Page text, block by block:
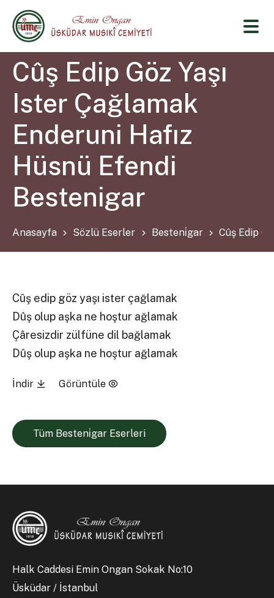
Cûş Edip Göz Yaşı
Ister Çağlamak
Enderuni Hafız
Hüsnü Efendi
Bestenigar
Anasayfa Sözlü Eserler Besteni̇gar Cûş Edip
Cûş edip göz yaşı ister çağlamak
Dûş olup aşka ne hoştur ağlamak
Çâresizdir zülfüne dil bağlamak
Dûş olup aşka ne hoştur ağlamak
İndir Görüntüle
Tüm Besteni̇gar Eserleri
Halk Caddesi Emin Ongan Sokak No:10
Üsküdar / İstanbul